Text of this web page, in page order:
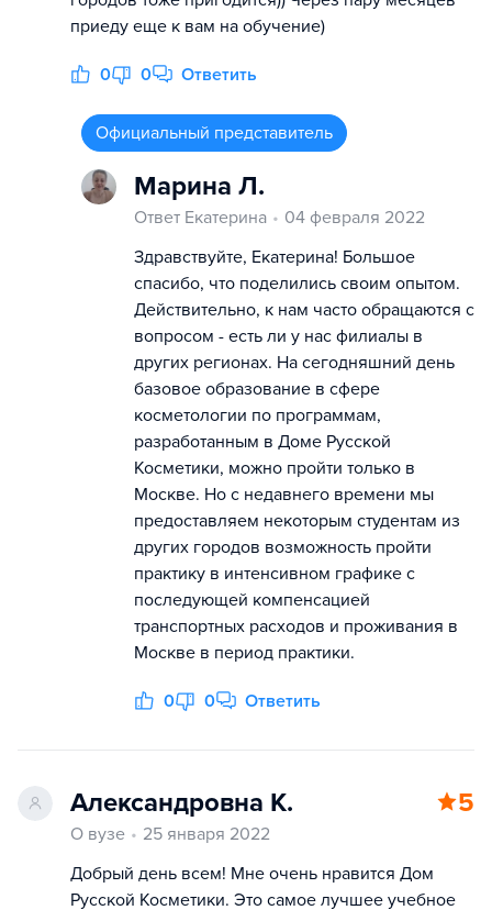
приеду еще к вам на обучение)
0 0 Ответить
Официальный представитель
Марина Л.
Ответ Екатерина
04 февраля 2022
Здравствуйте, Екатерина! Большое
спасибо, что поделились своим опытом.
Действительно, к нам часто обращаются с
вопросом - есть ли у нас филиалы в
других регионах. На сегодняшний день
базовое образование в сфере
косметологии по программам,
разработанным в Доме Русской
Косметики, можно пройти только в
Москве. Но с недавнего времени мы
предоставляем некоторым студентам из
других городов возможность пройти
практику в интенсивном графике с
последующей компенсацией
транспортных расходов и проживания в
Москве в период практики.
0 0 Ответить
Александровна К. 5
О вузе
25 января 2022
Добрый день всем! Мне очень нравится Дом
Русской Косметики. Это самое лучшее учебное